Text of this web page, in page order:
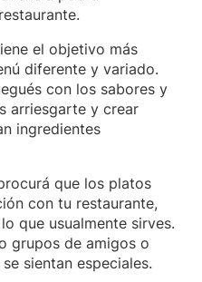
el objetivo más
diferente y variado.
con los sabores y
arriesgarte y crear
ingredientes
que los platos
con tu restaurante,
que usualmente sirves.
grupos de amigos o
sientan especiales.